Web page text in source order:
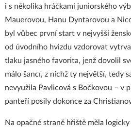
i s několika hráčkami juniorského
Mauerovou, Hanu Dyntarovou a
byl vůbec první start v nejvyšší
od úvodního hvizdu vzdorovat
tlaku jasného favorita, jenž dovolil
málo šancí, z nichž ty největší, tedy
nevyužila Pavlicová s Bočkovou – v
panteří posily dokonce za
Na opačné straně hřiště měla